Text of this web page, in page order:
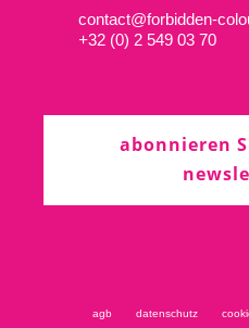
contact@forbidden-
+32 (0) 2 549 03 70
abonnieren
agb datenschutz